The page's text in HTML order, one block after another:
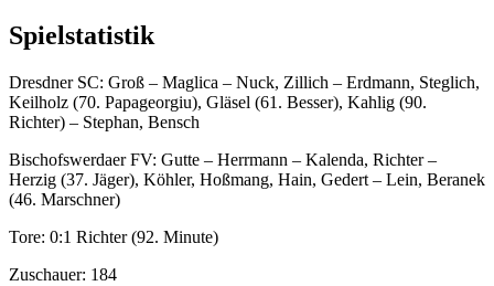
Spielstatistik
Dresdner SC: Groß – Maglica – Nuck, Zillich – Erdmann, Steglich,
Keilholz (70. Papageorgiu), Gläsel (61. Besser), Kahlig (90.
Richter) – Stephan, Bensch
Bischofswerdaer FV: Gutte – Herrmann – Kalenda, Richter –
Herzig (37. Jäger), Köhler, Hoßmang, Hain, Gedert – Lein, Beranek
(46. Marschner)
Tore: 0:1 Richter (92. Minute)
Zuschauer: 184